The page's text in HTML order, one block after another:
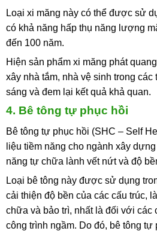
Loại xi măng này có thể được sử
có khả năng hấp thụ năng lượng
đến 100 năm.
Hiện sản phẩm xi măng phát
xây nhà tắm, nhà vệ sinh trong các
sáng và đem lại kết quả khả quan.
4. Bê tông tự phục hồi
Bê tông tự phục hồi (SHC – Self
liệu tiềm năng cho ngành xây
năng tự chữa lành vết nứt và độ
Loại bê tông này được sử dụng
cải thiện độ bền của các cấu trúc,
chữa và bảo trì, nhất là đối với các
công trình ngầm. Do đó, bê tông